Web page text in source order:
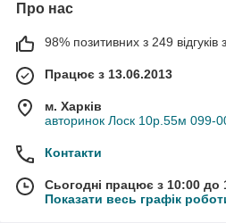
Про нас
98% позитивних з 249 відгуків
Працює з 13.06.2013
м. Харків
авторинок Лоск 10р.55м 099-
Контакти
Сьогодні працює з 10:00 до
Показати весь графік